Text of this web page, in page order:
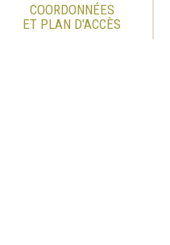
COORDONNÉES
ET PLAN D'ACCÈS